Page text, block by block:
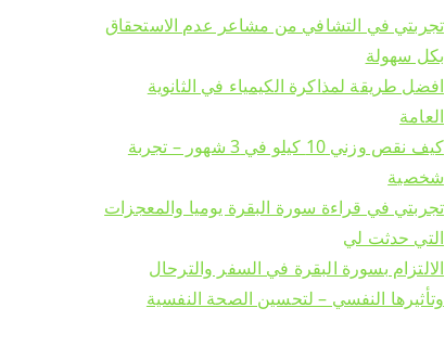
تجربتي في التشافي من مشاعر عدم الاستحقاق
بكل سهولة
افضل طريقة لمذاكرة الكيمياء في الثانوية
العامة
كيف نقص وزني 10 كيلو في 3 شهور – تجربة
شخصية
تجربتي في قراءة سورة البقرة يوميا والمعجزات
التي حدثت لي
الالتزام بسورة البقرة في السفر والترحال
وتأثيرها النفسي – لتحسين الصحة النفسية